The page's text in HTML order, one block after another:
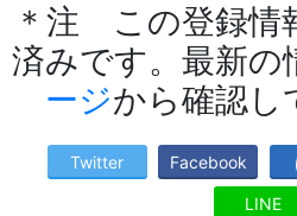
＊注 この登録情
済みです。最新の
ージから確認し
Twitter Facebook
LINE